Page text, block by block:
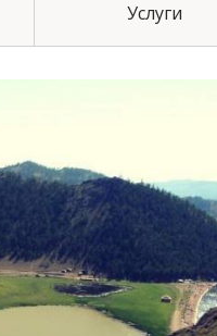
Услуги